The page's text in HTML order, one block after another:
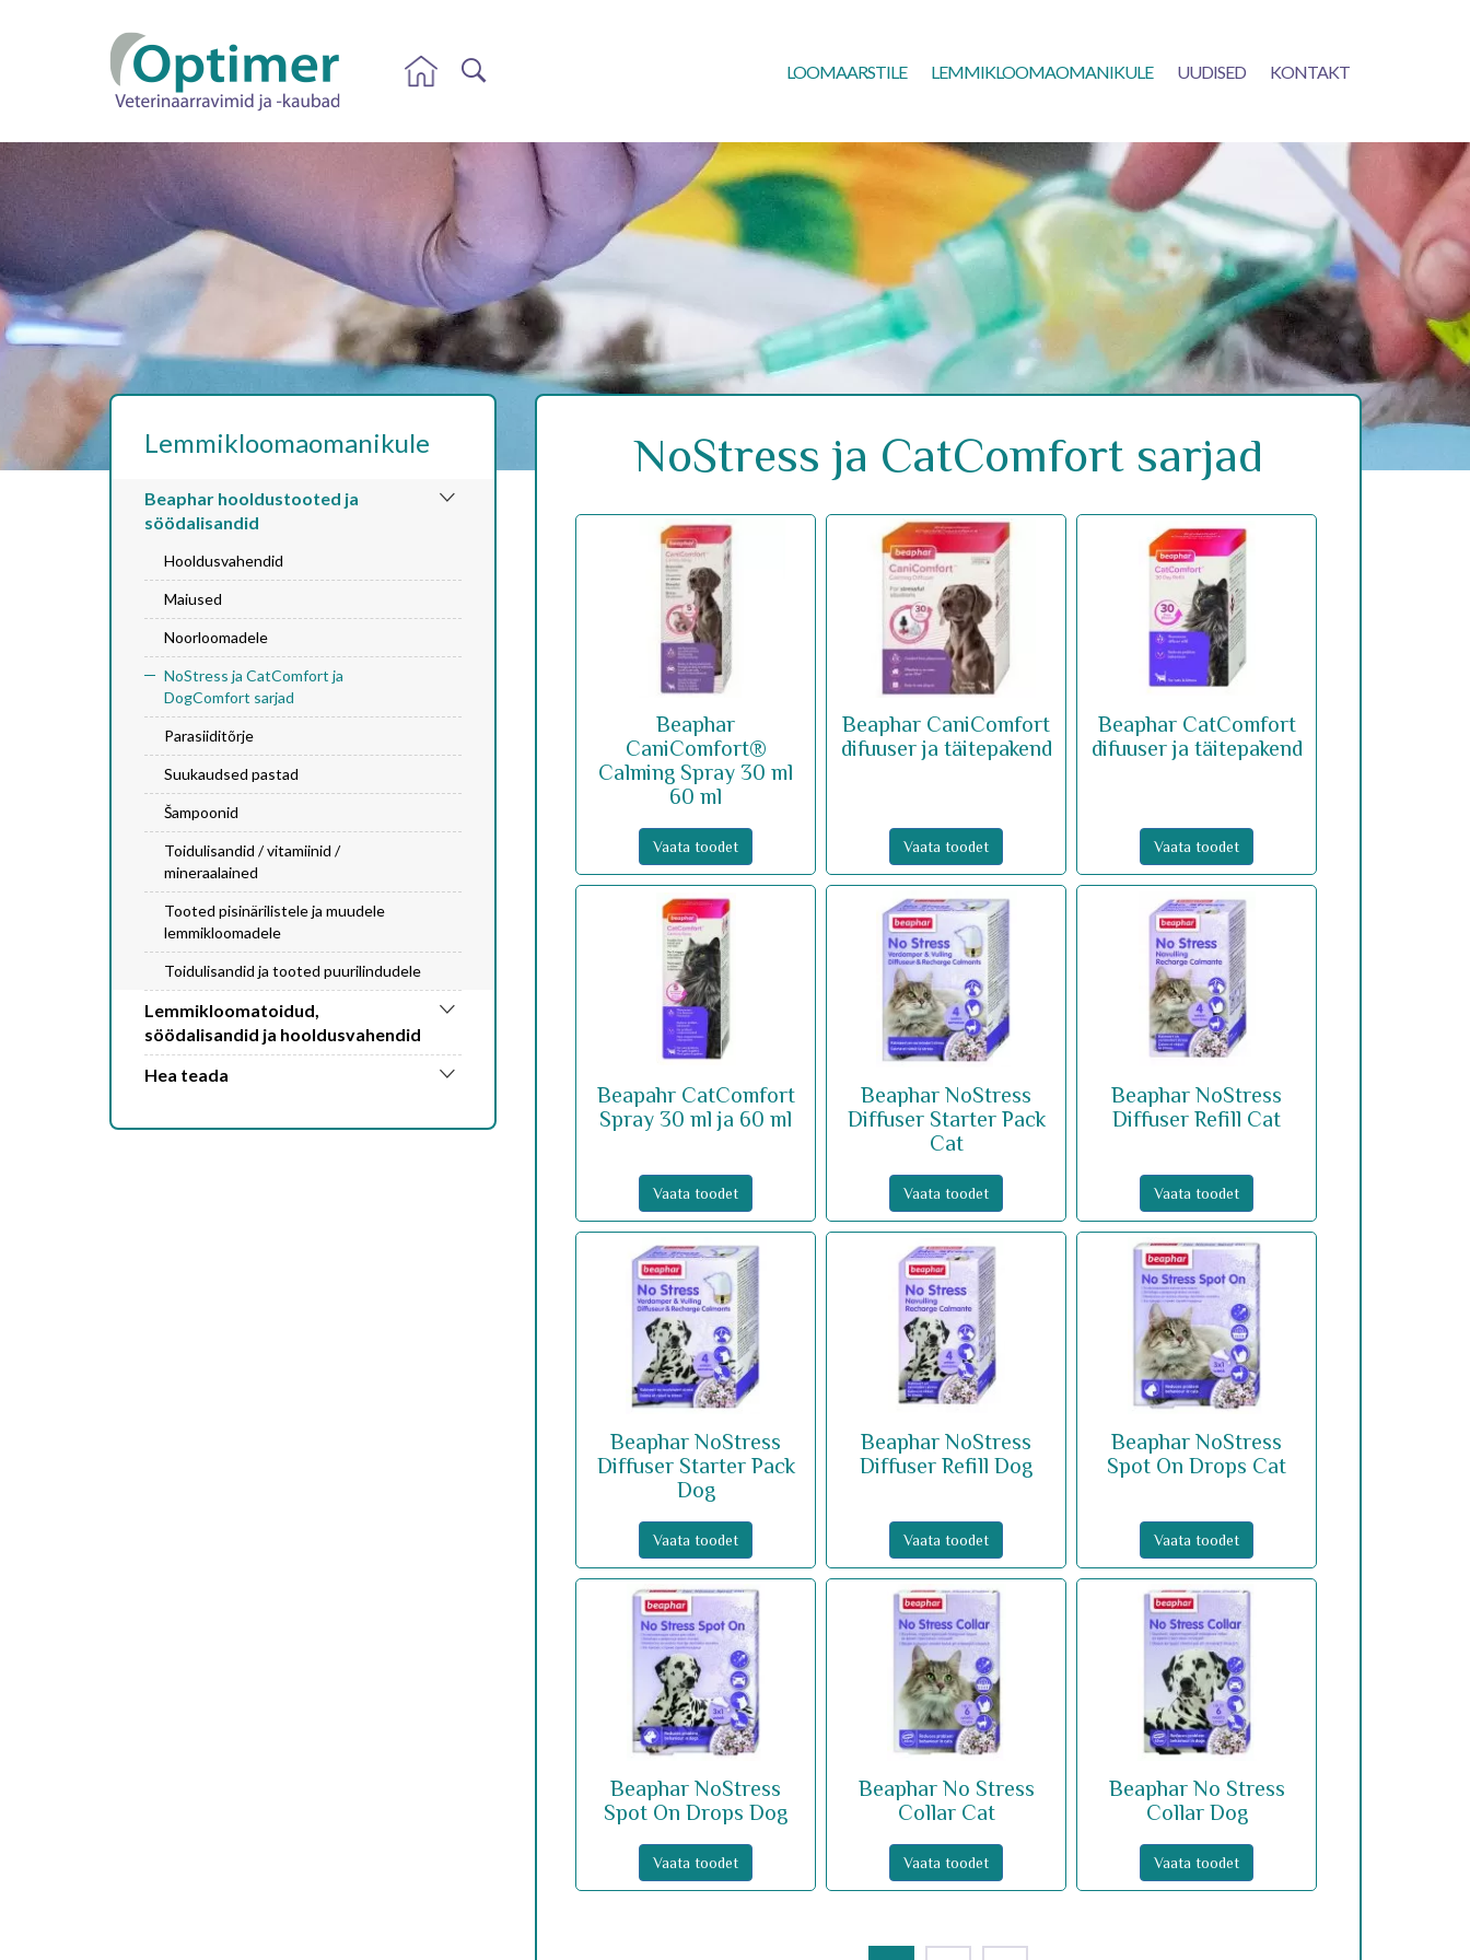
LOOMAARSTILE LEMMIKLOOMAOMANIKULE UUDISED KONTAKT
Lemmikloomaomanikule
Beaphar hooldustooted ja
söödalisandid
Hooldusvahendid
Maiused
Noorloomadele
NoStress ja CatComfort ja
DogComfort sarjad
Parasiiditõrje
Suukaudsed pastad
Šampoonid
Toidulisandid / vitamiinid /
mineraalained
Tooted pisinärilistele ja muudele
lemmikloomadele
Toidulisandid ja tooted puurilindudele
Lemmikloomatoidud,
söödalisandid ja hooldusvahendid
Hea teada
NoStress ja CatComfort sarjad
Beaphar
CaniComfort®
Calming Spray 30 ml
60 ml
Vaata toodet
Beaphar CaniComfort
difuuser ja täitepakend
Vaata toodet
Beaphar CatComfort
difuuser ja täitepakend
Vaata toodet
Beapahr CatComfort
Spray 30 ml ja 60 ml
Vaata toodet
Beaphar NoStress
Diffuser Starter Pack
Cat
Vaata toodet
Beaphar NoStress
Diffuser Refill Cat
Vaata toodet
Beaphar NoStress
Diffuser Starter Pack
Dog
Vaata toodet
Beaphar NoStress
Diffuser Refill Dog
Vaata toodet
Beaphar NoStress
Spot On Drops Cat
Vaata toodet
Beaphar NoStress
Spot On Drops Dog
Vaata toodet
Beaphar No Stress
Collar Cat
Vaata toodet
Beaphar No Stress
Collar Dog
Vaata toodet